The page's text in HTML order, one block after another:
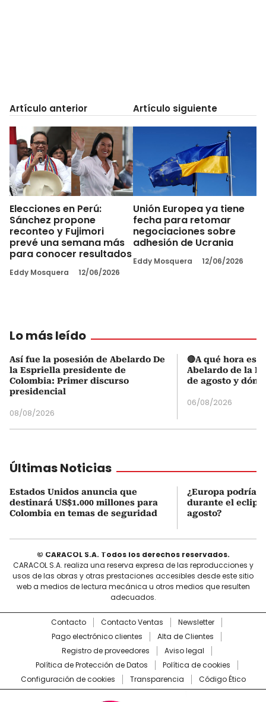
Artículo anterior
Elecciones en Perú:
Sánchez propone
reconteo y Fujimori
prevé una semana más
para conocer resultados
Eddy Mosquera 12/06/2026
Artículo siguiente
Unión Europea ya tiene
fecha para retomar
negociaciones sobre
adhesión de Ucrania
Eddy Mosquera 12/06/2026
Lo más leído
Así fue la posesión de Abelardo De
la Espriella presidente de
Colombia: Primer discurso
presidencial
08/08/2026
🔴A qué hora es
Abelardo de la
de agosto y
06/08/2026
Últimas Noticias
Estados Unidos anuncia que
destinará US$1.000 millones para
Colombia en temas de seguridad
¿Europa podría
durante el
agosto?
© CARACOL S.A. Todos los derechos reservados.
CARACOL S.A. realiza una reserva expresa de las reproducciones y
usos de las obras y otras prestaciones accesibles desde este sitio
web a medios de lectura mecánica u otros medios que resulten
adecuados.
Contacto Contacto Ventas
Newsletter
Pago electrónico clientes
Alta de Clientes
Registro de proveedores
Aviso legal
Política de Protección de Datos
Política de cookies
Configuración de cookies
Transparencia Código Ético